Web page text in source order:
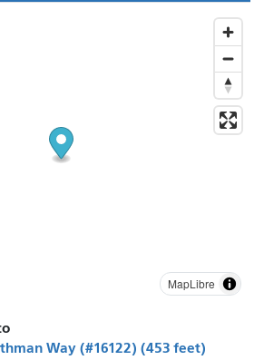
MapLibre
Way (#16122) (453 feet)